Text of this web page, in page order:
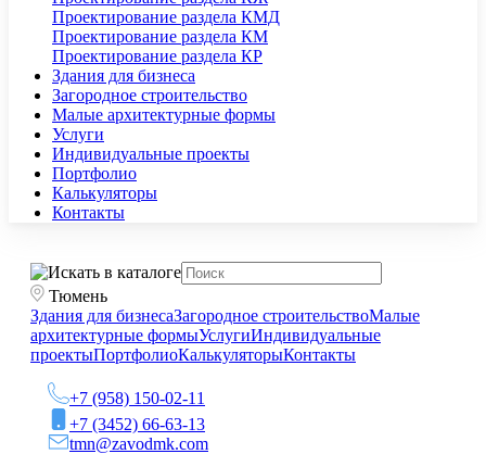
Проектирование раздела КМД
Проектирование раздела КМ
Проектирование раздела КР
Здания для бизнеса
Загородное строительство
Малые архитектурные формы
Услуги
Индивидуальные проекты
Портфолио
Калькуляторы
Контакты
Тюмень
Здания для бизнесаЗагородное строительствоМалые
архитектурные формыУслугиИндивидуальные
проектыПортфолиоКалькуляторыКонтакты
+7 (958) 150-02-11
+7 (3452) 66-63-13
tmn@zavodmk.com